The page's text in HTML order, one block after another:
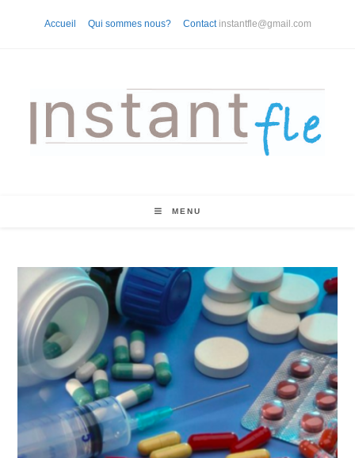
Accueil Qui sommes nous? Contact instantfle@gmail.com
MENU